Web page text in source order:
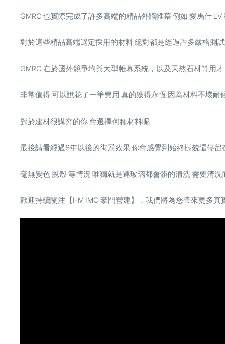
GMRC 也實際完成了許多高端的精品外牆帷幕 例如 愛馬仕
對於這些精品高端選定採用的材料 絕對都是經過許多嚴格測
GMRC 在於國外競爭均與大型帷幕系統，以及天然石材等用
非常值得 可以說花了一筆費用 真的獲得永恆 因為材料不壞耐
對於建材很講究的你 會選擇何種材料呢
最後請看經過8年以後的街景效果 你會感覺到始終樣貌還停
毫無變色 脫殼 等情況 唯獨就是連玻璃都會髒的清洗 需要清洗
歡迎持續關注【HM IMC 豪門營建】，我們將為您帶來更多